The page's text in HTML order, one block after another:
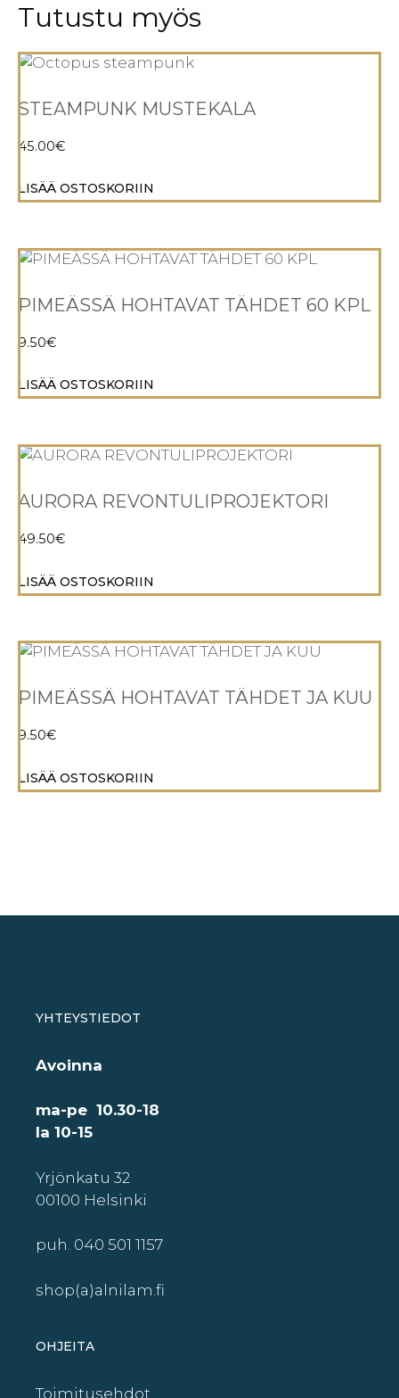
Tutustu myös
STEAMPUNK MUSTEKALA
45.00€
LISÄÄ OSTOSKORIIN
PIMEÄSSÄ HOHTAVAT TÄHDET 60 KPL
9.50€
LISÄÄ OSTOSKORIIN
AURORA REVONTULIPROJEKTORI
49.50€
LISÄÄ OSTOSKORIIN
PIMEÄSSÄ HOHTAVAT TÄHDET JA KUU
9.50€
LISÄÄ OSTOSKORIIN
YHTEYSTIEDOT
Avoinna
ma-pe 10.30-18
la 10-15
Yrjönkatu 32
00100 Helsinki
puh. 040 501 1157
shop(a)alnilam.fi
OHJEITA
Toimitusehdot